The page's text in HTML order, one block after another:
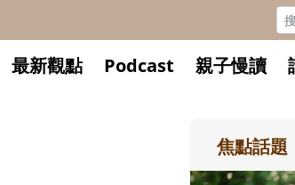
最新觀點 Podcast 親子慢讀
焦點話題